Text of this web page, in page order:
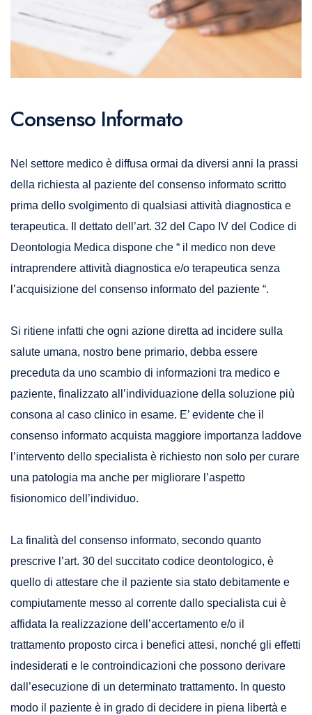
Consenso Informato
Nel settore medico è diffusa ormai da diversi anni la prassi
della richiesta al paziente del consenso informato scritto
prima dello svolgimento di qualsiasi attività diagnostica e
terapeutica. Il dettato dell’art. 32 del Capo IV del Codice di
Deontologia Medica dispone che “ il medico non deve
intraprendere attività diagnostica e/o terapeutica senza
l’acquisizione del consenso informato del paziente “.
Si ritiene infatti che ogni azione diretta ad incidere sulla
salute umana, nostro bene primario, debba essere
preceduta da uno scambio di informazioni tra medico e
paziente, finalizzato all’individuazione della soluzione più
consona al caso clinico in esame. E’ evidente che il
consenso informato acquista maggiore importanza laddove
l’intervento dello specialista è richiesto non solo per curare
una patologia ma anche per migliorare l’aspetto
fisionomico dell’individuo.
La finalità del consenso informato, secondo quanto
prescrive l’art. 30 del succitato codice deontologico, è
quello di attestare che il paziente sia stato debitamente e
compiutamente messo al corrente dallo specialista cui è
affidata la realizzazione dell’accertamento e/o il
trattamento proposto circa i benefici attesi, nonché gli effetti
indesiderati e le controindicazioni che possono derivare
dall’esecuzione di un determinato trattamento. In questo
modo il paziente è in grado di decidere in piena libertà e